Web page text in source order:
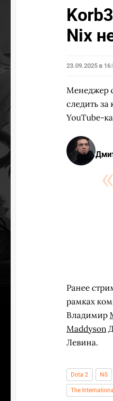
Nix
23.09.2025 в
Менеджер
следить
YouTube-
Ранее
рамках
Владимир
Maddyson
Левина.
Dota 2 NS
The